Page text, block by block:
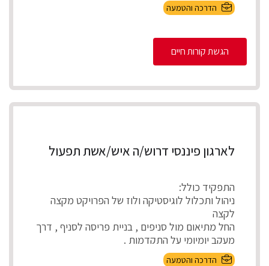
הדרכה והטמעה
הגשת קורות חיים
לארגון פיננסי דרוש/ה איש/אשת תפעול
התפקיד כולל:
ניהול ותכלול לוגיסטיקה ולוז של הפרויקט מקצה
לקצה
החל מתיאום מול סניפים , בניית פריסה לסניף , דרך
מעקב יומיומי על התקדמות .
...
הדרכה והטמעה